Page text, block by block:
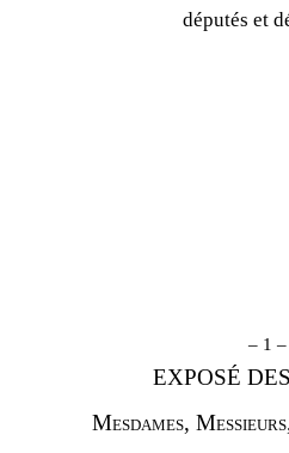
députés et
– 1 –
EXPOSÉ
Mesdames, Messieurs